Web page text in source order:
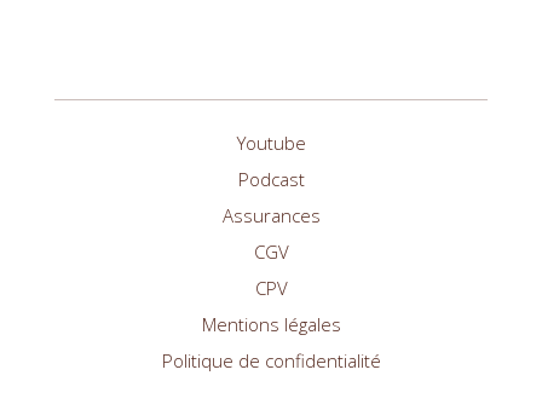
Youtube
Podcast
Assurances
CGV
CPV
Mentions légales
Politique de confidentialité